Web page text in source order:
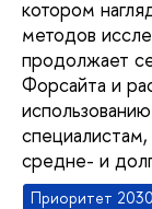
котором
методов
продолжает
Форсайта и
средне- и
Приоритет 2030